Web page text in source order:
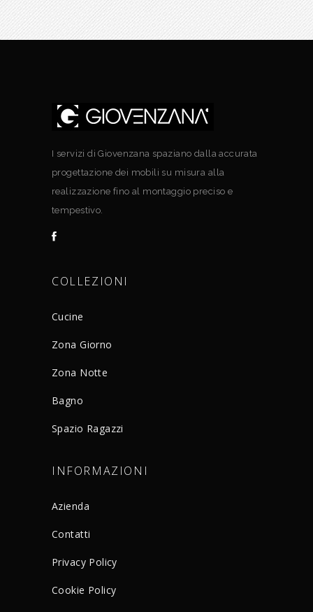
I servizi di Giovenzana spaziano dalla accurata
progettazione dei mobili su misura alla
realizzazione fino al montaggio preciso e
tempestivo.
COLLEZIONI
Cucine
Zona Giorno
Zona Notte
Bagno
Spazio Ragazzi
INFORMAZIONI
Azienda
Contatti
Privacy Policy
Cookie Policy